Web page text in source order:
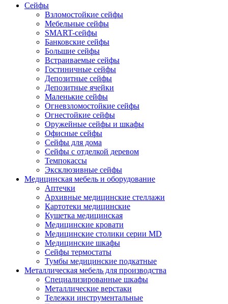
Сейфы
Взломостойкие сейфы
Мебельные сейфы
SMART-сейфы
Банковские сейфы
Большие сейфы
Встраиваемые сейфы
Гостиничные сейфы
Депозитные сейфы
Депозитные ячейки
Маленькие сейфы
Огневзломостойкие сейфы
Огнестойкие сейфы
Оружейные сейфы и шкафы
Офисные сейфы
Сейфы для дома
Сейфы с отделкой деревом
Темпокассы
Эксклюзивные сейфы
Медицинская мебель и оборудование
Аптечки
Архивные медицинские стеллажи
Картотеки медицинские
Кушетка медицинская
Медицинские кровати
Медицинские столики серии MD
Медицинские шкафы
Сейфы термостаты
Тумбы медицинские подкатные
Металлическая мебель для производства
Cпециализированные шкафы
Металлические верстаки
Тележки инструментальные